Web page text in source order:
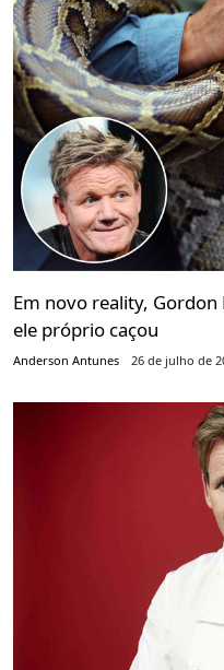
Em novo reality,
ele próprio caçou
Anderson Antunes 26 de julho de